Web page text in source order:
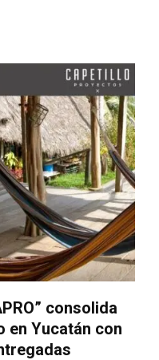
consolida
en Yucatán con